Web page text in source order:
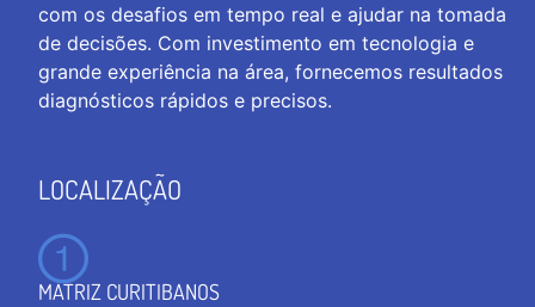
com os desafios em tempo real e ajudar na tomada
de decisões. Com investimento em tecnologia e
grande experiência na área, fornecemos resultados
diagnósticos rápidos e precisos.
LOCALIZAÇÃO
MATRIZ CURITIBANOS